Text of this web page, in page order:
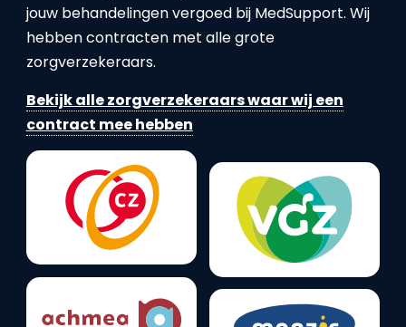
jouw behandelingen vergoed bij MedSupport. Wij
hebben contracten met alle grote
zorgverzekeraars.
Bekijk alle zorgverzekeraars waar wij een
contract mee hebben